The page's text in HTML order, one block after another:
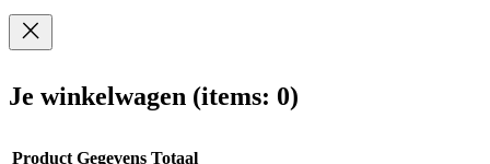
Je winkelwagen (items: 0)
Product Gegevens Totaal